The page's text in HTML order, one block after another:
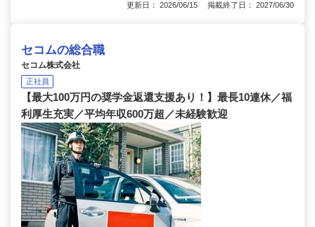
更新日： 2026/06/15 掲載終了日： 2027/06/30
セコムの総合職
セコム株式会社
正社員
【最大100万円の奨学金返還支援あり！】最長10連休／福
利厚生充実／平均年収600万超／未経験歓迎